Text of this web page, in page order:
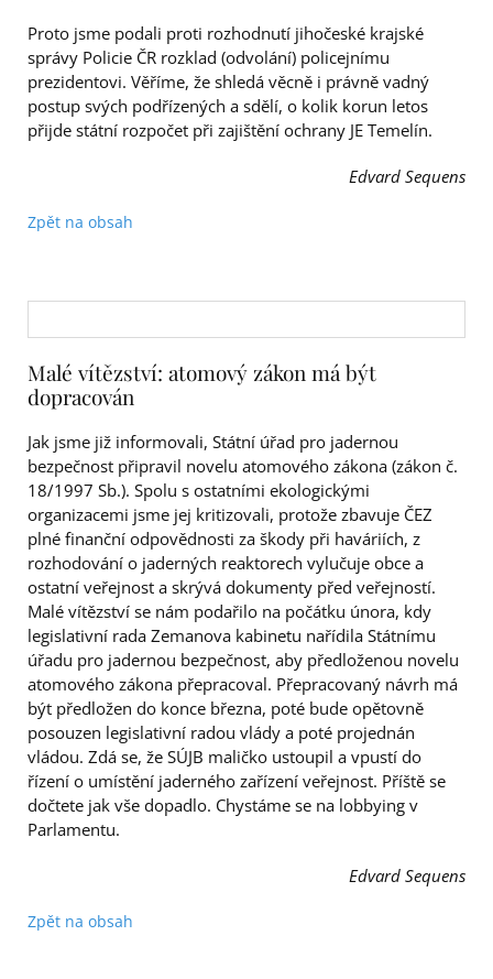
Proto jsme podali proti rozhodnutí jihočeské krajské
správy Policie ČR rozklad (odvolání) policejnímu
prezidentovi. Věříme, že shledá věcně i právně vadný
postup svých podřízených a sdělí, o kolik korun letos
přijde státní rozpočet při zajištění ochrany JE Temelín.
Edvard Sequens
Zpět na obsah
Malé vítězství: atomový zákon má být
dopracován
Jak jsme již informovali, Státní úřad pro jadernou
bezpečnost připravil novelu atomového zákona (zákon č.
18/1997 Sb.). Spolu s ostatními ekologickými
organizacemi jsme jej kritizovali, protože zbavuje ČEZ
plné finanční odpovědnosti za škody při haváriích, z
rozhodování o jaderných reaktorech vylučuje obce a
ostatní veřejnost a skrývá dokumenty před veřejností.
Malé vítězství se nám podařilo na počátku února, kdy
legislativní rada Zemanova kabinetu nařídila Státnímu
úřadu pro jadernou bezpečnost, aby předloženou novelu
atomového zákona přepracoval. Přepracovaný návrh má
být předložen do konce března, poté bude opětovně
posouzen legislativní radou vlády a poté projednán
vládou. Zdá se, že SÚJB maličko ustoupil a vpustí do
řízení o umístění jaderného zařízení veřejnost. Příště se
dočtete jak vše dopadlo. Chystáme se na lobbying v
Parlamentu.
Edvard Sequens
Zpět na obsah